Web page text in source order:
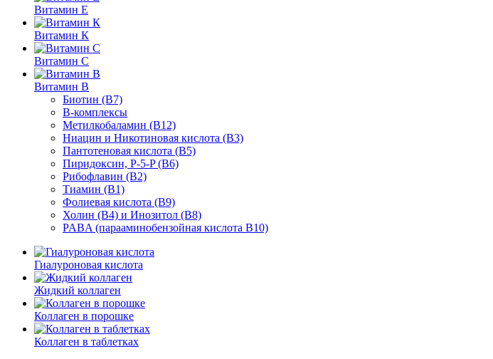
Витамин Е
Витамин К
Витамин С
Витамин В
Биотин (В7)
В-комплексы
Метилкобаламин (В12)
Ниацин и Никотиновая кислота (В3)
Пантотеновая кислота (В5)
Пиридоксин, P-5-P (B6)
Рибофлавин (В2)
Тиамин (В1)
Фолиевая кислота (В9)
Холин (В4) и Инозитол (В8)
PABA (парааминобензойная кислота В10)
Гиалуроновая кислота
Жидкий коллаген
Коллаген в порошке
Коллаген в таблетках